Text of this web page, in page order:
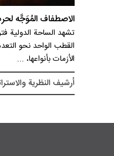
الاصطفاف المُوَجَّه
تشهد الساحة الدولية
القطب الواحد نحو
الأزمات بأنواعها، ...
أرشيف النظریة